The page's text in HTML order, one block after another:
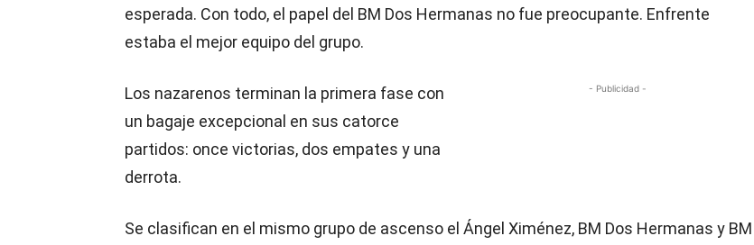
esperada. Con todo, el papel del BM Dos Hermanas no fue preocupante. Enfrente
estaba el mejor equipo del grupo.
- Publicidad -
Los nazarenos terminan la primera fase con
un bagaje excepcional en sus catorce
partidos: once victorias, dos empates y una
derrota.
Se clasifican en el mismo grupo de ascenso el Ángel Ximénez, BM Dos Hermanas y BM